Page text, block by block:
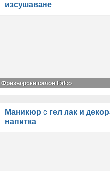
изсушаване
Фризьорски салон Falco
Маникюр с гел лак и
напитка